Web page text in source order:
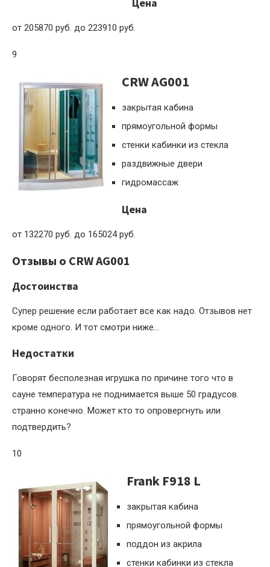
Цена
от 205870 руб. до 223910 руб.
9
CRW AG001
закрытая кабина
прямоугольной формы
стенки кабинки из стекла
раздвижные двери
гидромассаж
Цена
от 132270 руб. до 165024 руб.
Отзывы о CRW AG001
Достоинства
Супер решение если работает все как надо. Отзывов нет
кроме одного. И тот смотри ниже…
Недостатки
Говорят бесполезная игрушка по причине того что в
сауне температура не поднимается выше 50 градусов.
странно конечно. Может кто то опровергнуть или
подтвердить?
10
Frank F918 L
закрытая кабина
прямоугольной формы
поддон из акрила
стенки кабинки из стекла